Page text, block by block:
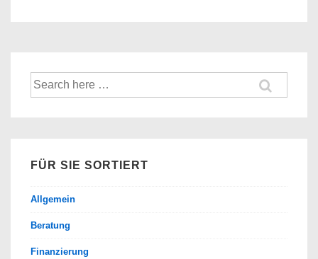
Banken
Suche
nach:
FÜR SIE SORTIERT
Allgemein
Beratung
Finanzierung